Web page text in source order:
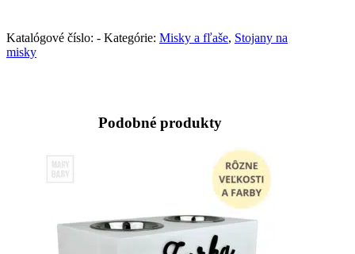
Katalógové číslo: - Kategórie: Misky a fľaše, Stojany na
misky
Podobné produkty